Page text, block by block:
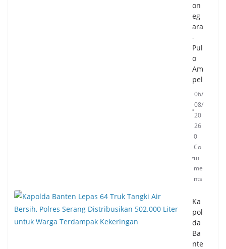
on
eg
ara
-
Pul
o
Am
pel
06/
08/
20
26
0
Co
m
me
nts
Ka
pol
da
Ba
nte